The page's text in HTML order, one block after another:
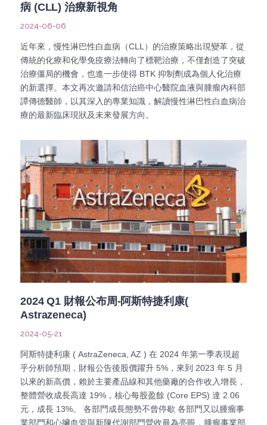
病 (CLL) 治療新視角
2024-06-06
近年來，慢性淋巴性白血病（CLL）的治療策略出現變革，從
傳統的化療和化學免疫療法轉向了標靶治療，不僅創造了突破
治療僵局的機會，也進一步使得 BTK 抑制劑成為個人化治療
的新選擇。本文再次邀請和信治癌中心醫院血液與腫瘤內科部
譚傳德醫師，以其深入的專業知識，解讀慢性淋巴性白血病治
療的最新臨床現狀及未來發展方向。
2024 Q1 財報公布周-阿斯特捷利康(
Astrazeneca)
2024-05-21
阿斯特捷利康 ( AstraZeneca, AZ ) 在 2024 年第一季表現超
乎分析師預期，財報公告後股價躍升 5%，來到 2023 年 5 月
以來的新高價，賴於主要產品線和其他藥廠的合作收入增長，
整體營收成長高達 19%，核心每股盈餘 (Core EPS) 達 2.06
元，成長 13%。 各部門成長態勢不曾停歇 各部門又以腫瘤事
業部門和心臟血管與新陳代謝部門營收最為亮眼，腫瘤事業部